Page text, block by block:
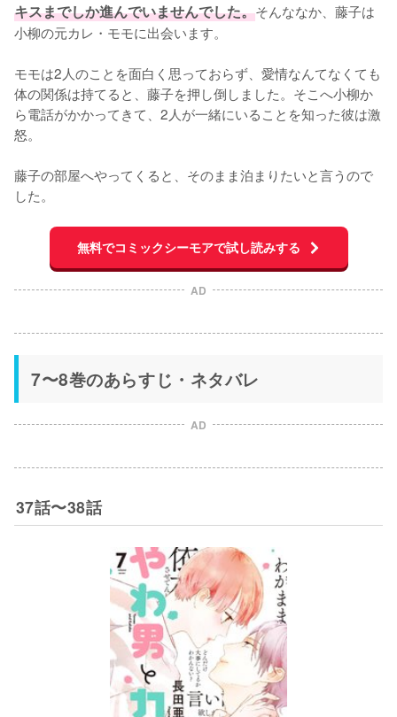
キスまでしか進んでいませんでした。そんななか、藤子は
小柳の元カレ・モモに出会います。
モモは2人のことを面白く思っておらず、愛情なんてなくても
体の関係は持てると、藤子を押し倒しました。そこへ小柳か
ら電話がかかってきて、2人が一緒にいることを知った彼は激
怒。
藤子の部屋へやってくると、そのまま泊まりたいと言うので
した。
無料でコミックシーモアで試し読みする
AD
7〜8巻のあらすじ・ネタバレ
AD
37話〜38話